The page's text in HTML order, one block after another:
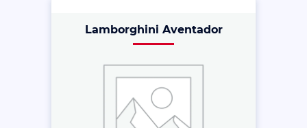
Lamborghini Aventador